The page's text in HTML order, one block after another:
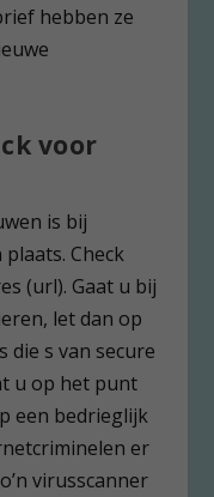
hebben ze
voor
is bij
Check
(url). Gaat u bij
let dan op
die s van secure
u op het punt
een bedrieglijk
er
virusscanner